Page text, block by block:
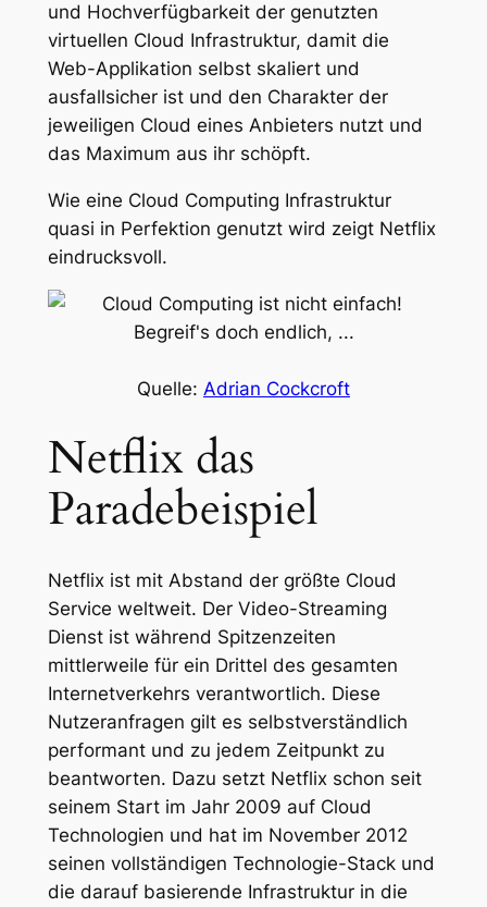
und Hochverfügbarkeit der genutzten
virtuellen Cloud Infrastruktur, damit die
Web-Applikation selbst skaliert und
ausfallsicher ist und den Charakter der
jeweiligen Cloud eines Anbieters nutzt und
das Maximum aus ihr schöpft.
Wie eine Cloud Computing Infrastruktur
quasi in Perfektion genutzt wird zeigt Netflix
eindrucksvoll.
Quelle: Adrian Cockcroft
Netflix das
Paradebeispiel
Netflix ist mit Abstand der größte Cloud
Service weltweit. Der Video-Streaming
Dienst ist während Spitzenzeiten
mittlerweile für ein Drittel des gesamten
Internetverkehrs verantwortlich. Diese
Nutzeranfragen gilt es selbstverständlich
performant und zu jedem Zeitpunkt zu
beantworten. Dazu setzt Netflix schon seit
seinem Start im Jahr 2009 auf Cloud
Technologien und hat im November 2012
seinen vollständigen Technologie-Stack und
die darauf basierende Infrastruktur in die